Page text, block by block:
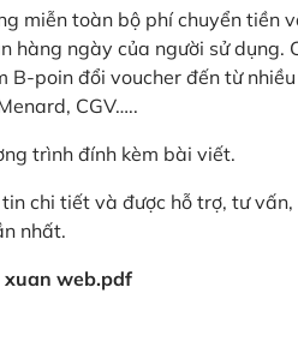
miễn toàn bộ phí chuyển tiền
hàng ngày của người sử
B-poin đổi voucher đến từ
CGV…..
trình đính kèm bài viết.
chi tiết và được hỗ trợ, tư
nhất.
xuan web.pdf